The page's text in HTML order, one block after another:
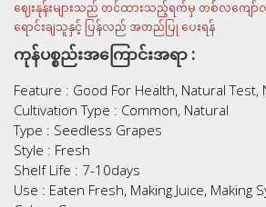
ဈေးနုန်းများသည် တင်ထားသည့်ရက်မှ တစ်လကျော်လ
ရောင်းချသူနှင့် ပြန်လည် အတည်ပြု ပေးရန်
ကုန်ပစ္စည်းအကြောင်းအရာ :
Feature : Good For Health, Natural Test,
Cultivation Type : Common, Natural
Type : Seedless Grapes
Style : Fresh
Shelf Life : 7-10days
Use : Eaten Fresh, Making Juice, Making